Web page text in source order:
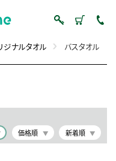
ジナルタオル バスタオル
価格順 新着順